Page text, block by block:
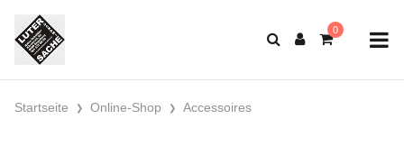
Startseite Online-Shop Accessoires